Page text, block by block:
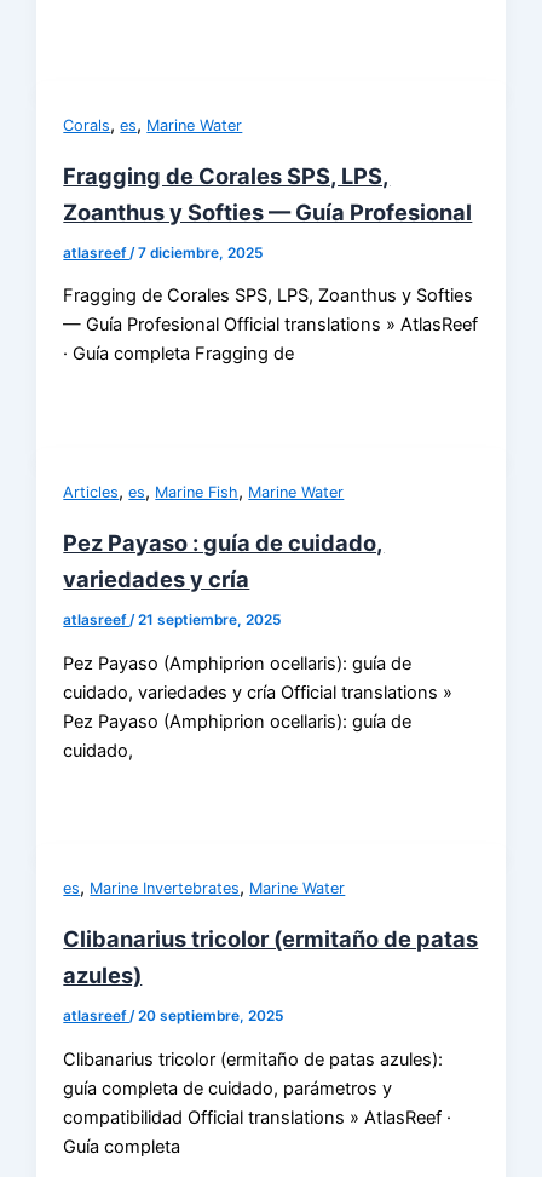
Corals,es, Marine Water
Fragging de Corales SPS, LPS,
Zoanthus y Softies — Guía Profesional
atlasreef/7 diciembre, 2025
Fragging de Corales SPS, LPS, Zoanthus y Softies
— Guía Profesional Official translations » AtlasReef
· Guía completa Fragging de
Articles,es, Marine Fish, Marine Water
Pez Payaso : guía de cuidado,
variedades y cría
atlasreef/21 septiembre, 2025
Pez Payaso (Amphiprion ocellaris): guía de
cuidado, variedades y cría Official translations »
Pez Payaso (Amphiprion ocellaris): guía de
cuidado,
es, Marine Invertebrates, Marine Water
Clibanarius tricolor (ermitaño de patas
azules)
atlasreef/20 septiembre, 2025
Clibanarius tricolor (ermitaño de patas azules):
guía completa de cuidado, parámetros y
compatibilidad Official translations » AtlasReef ·
Guía completa